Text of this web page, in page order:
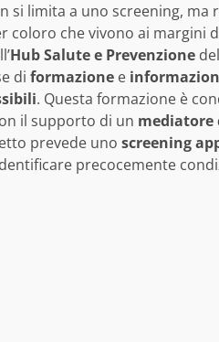
si limita a uno screening,
coloro che vivono ai margini
Hub Salute e Prevenzione
di formazione e
. Questa formazione è
il supporto di un
prevede uno screening
precocemente